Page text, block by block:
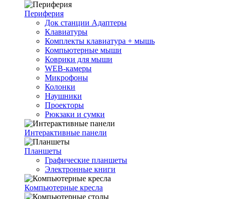
Периферия
Док станции Адаптеры
Клавиатуры
Комплекты клавиатура + мышь
Компьютерные мыши
Коврики для мыши
WEB-камеры
Микрофоны
Колонки
Наушники
Проекторы
Рюкзаки и сумки
Интерактивные панели
Планшеты
Графические планшеты
Электронные книги
Компьютерные кресла